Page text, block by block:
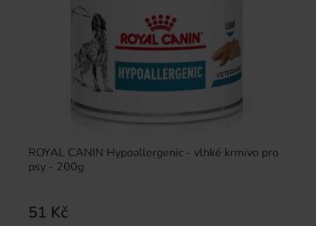
ROYAL CANIN Hypoallergenic - vlhké krmivo pro
psy - 200g
51 Kč